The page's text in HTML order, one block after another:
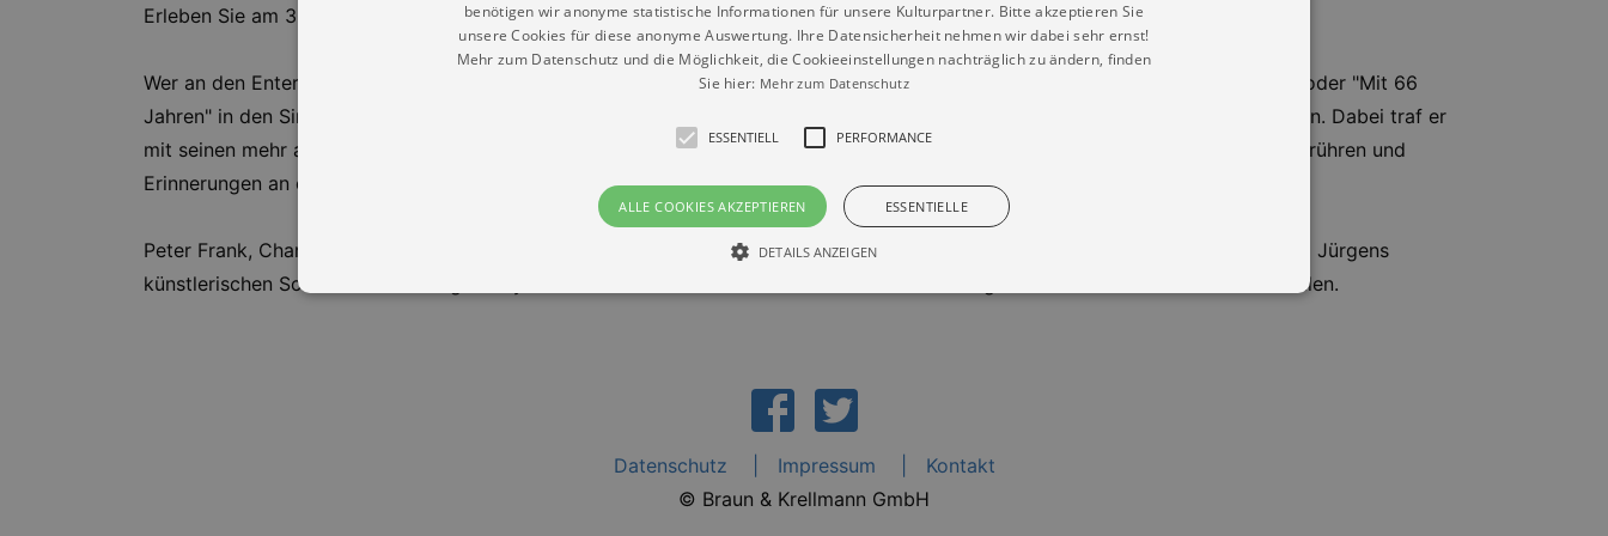
Erleben Sie am 30. September 2024 ein musikalisches Erlebnis der Extraklasse!
Wer an den Entertainer, Sänger und Musiker Udo Jürgens denkt, dem kommen sofort seine Klassiker wie "Aber bitte mit Sahne" oder "Mit 66
Jahren" in den Sinn. Kein Wunder, denn in 47 Jahren spielte Udo Jürgens 25 Konzerttourneen vor mehr als 6.5 Millionen Menschen. Dabei traf er
mit seinen mehr als tausend Liedern meist die Sehnsucht einer ganzen Nation. Freuen Sie sich auf einen Abend, der Ihre Seele berühren und
Erinnerungen an einen Ausnahmekünstler aufleben lassen wird.
Peter Frank, Charlotte Heinke und Band begeben sich gemeinsam mit Ihnen auf eine emotionale Reise zurück in die Zeit von Udo Jürgens
künstlerischen Schaffens. Das Prague Royal Philharmonic Orchester wird mit kraftvollen Klänge die Vielfalt seiner Musik untermalen.
Datenschutz Impressum
Kontakt
© Braun & Krellmann GmbH
benötigen wir anonyme statistische Informationen für unsere Kulturpartner. Bitte akzeptieren Sie
unsere Cookies für diese anonyme Auswertung. Ihre Datensicherheit nehmen wir dabei sehr ernst!
Mehr zum Datenschutz und die Möglichkeit, die Cookieeinstellungen nachträglich zu ändern, finden
Sie hier: Mehr zum Datenschutz
ESSENTIELL PERFORMANCE
ALLE COOKIES AKZEPTIEREN ESSENTIELLE
DETAILS ANZEIGEN
Essentielle Cookies werden für die grundlegenden Funktionen unserer Webseite gebraucht. Zum Beispiel für das Login in Ihren account. Ohne diese
ab
Beschreibung
29
This cookie is used by Cookie-Script.com service to remember visitor cookie consent